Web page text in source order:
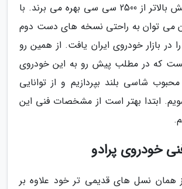
موتوری با گنجایش بالاتر از 2500 سی سی بهره می برند. با
می توان به راحتی نسخه های دست دوم
خودروی Prado را در بازار خودروی ایران یافت. از همین رو
که در مطلب پیش رو به این خودروی
شاسی بلند بپردازیم و از توانایی
ابتدا بهتر است از مشخصات فنی این
خودروی پرادو
همان نسل های قدیمی تر خود علاوه بر